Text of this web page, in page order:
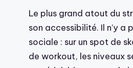
Le plus grand atout du
son accessibilité. Il n’y a
sociale : sur un spot de
de workout, les niveaux